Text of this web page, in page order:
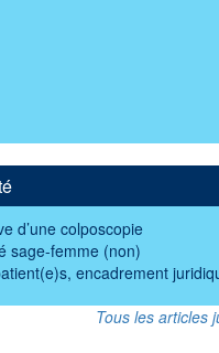
d’une colposcopie
sage-femme (non)
encadrement
Tous les articles